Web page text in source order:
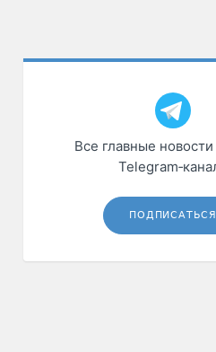
Все главные
ПОДПИСАТЬСЯ